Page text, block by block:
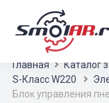
Главная Каталог
S-Класс W220
Блок управления